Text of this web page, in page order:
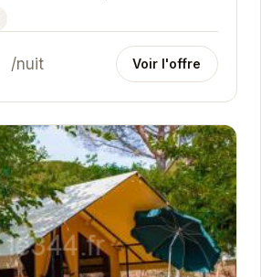
Le balcon offre une vue
/nuit Voir l'offre